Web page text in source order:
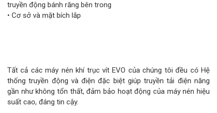
truyền động bánh răng bên trong
• Cơ sở và mặt bích lắp
Tất cả các máy nén khí trục vít EVO của chúng tôi đều có Hệ
thống truyền động và điện đặc biệt giúp truyền tải điện năng
gần như không tổn thất, đảm bảo hoạt động của máy nén hiệu
suất cao, đáng tin cậy.